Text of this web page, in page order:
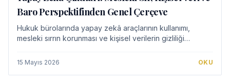
Baro Perspektifinden Genel Çerçeve
Hukuk bürolarında yapay zekâ araçlarının kullanımı,
mesleki sırrın korunması ve kişisel verilerin gizliliği
getirmektedir. Bu makale, avukatların…
15 Mayıs 2026 OKU